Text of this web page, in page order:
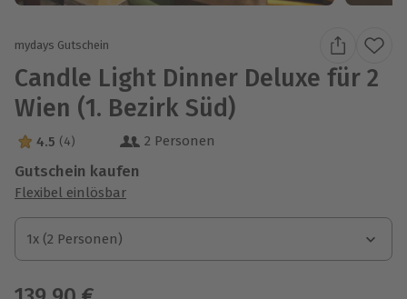
mydays Gutschein
Candle Light Dinner Deluxe für 2
Wien (1. Bezirk Süd)
4.5 Sterne von 5 aus 4 Bewertungen
4.5 (4) 2 Personen
Gutschein kaufen
Flexibel einlösbar
1x (2 Personen)
1x (2 Personen)
1x (2 Personen)